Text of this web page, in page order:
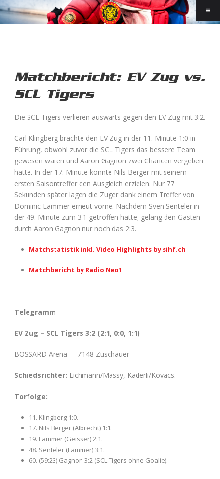
Matchbericht: EV Zug vs.
SCL Tigers
Die SCL Tigers verlieren auswärts gegen den EV Zug mit 3:2.
Carl Klingberg brachte den EV Zug in der 11. Minute 1:0 in
Führung, obwohl zuvor die SCL Tigers das bessere Team
gewesen waren und Aaron Gagnon zwei Chancen vergeben
hatte. In der 17. Minute konnte Nils Berger mit seinem
ersten Saisontreffer den Ausgleich erzielen. Nur 77
Sekunden später lagen die Zuger dank einem Treffer von
Dominic Lammer erneut vorne. Nachdem Sven Senteler in
der 49. Minute zum 3:1 getroffen hatte, gelang den Gästen
durch Aaron Gagnon nur noch das 2:3.
Matchstatistik inkl. Video Highlights by sihf.ch
Matchbericht by Radio Neo1
Telegramm
EV Zug – SCL Tigers 3:2 (2:1, 0:0, 1:1)
BOSSARD Arena – 7’148 Zuschauer
Schiedsrichter: Eichmann/Massy, Kaderli/Kovacs.
Torfolge:
11. Klingberg 1:0.
17. Nils Berger (Albrecht) 1:1.
19. Lammer (Geisser) 2:1.
48. Senteler (Lammer) 3:1.
60. (59:23) Gagnon 3:2 (SCL Tigers ohne Goalie).